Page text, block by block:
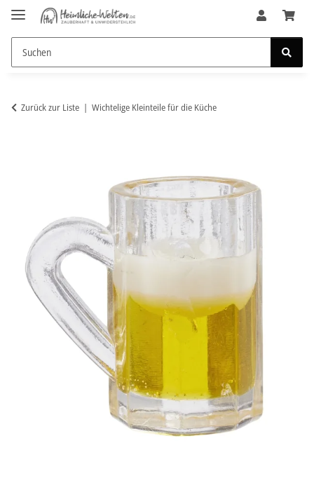
Zurück zur Liste Wichtelige Kleinteile für die Küche